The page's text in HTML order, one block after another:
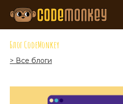
Блог CodeMonkey
> Все блоги